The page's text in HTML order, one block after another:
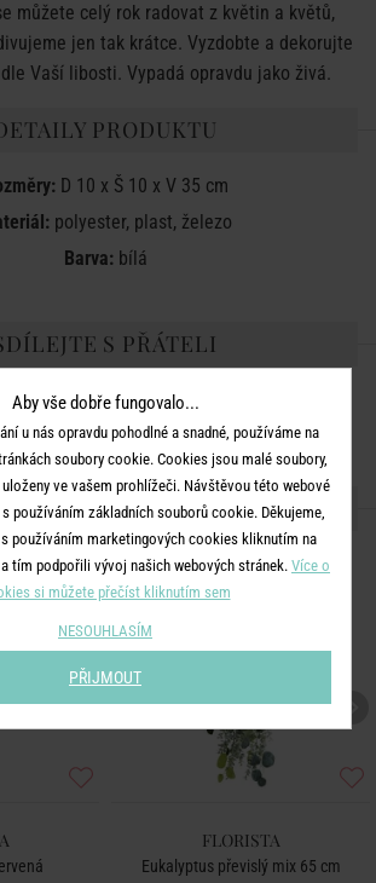
můžete celý rok radovat z květin a květů,
jen tak krátce. Vyzdobte a dekorujte
Vaší libosti. Vypadá opravdu jako živá.
PRODUKTU
D 10 x Š 10 x V 35 cm
polyester, plast, železo
Barva:bílá
S PŘÁTELI
PRODUKTY ZE SÉRIE
-50%
FLORISTA
Eukalyptus převislý mix 65 cm
Aby vše dobře fungovalo...
u nás opravdu pohodlné a snadné, používáme na
soubory cookie. Cookies jsou malé soubory,
ve vašem prohlížeči. Návštěvou této webové
používáním základních souborů cookie. Děkujeme,
používáním marketingových cookies kliknutím na
tím podpořili vývoj našich webových stránek. Více o
si můžete přečíst kliknutím sem
NESOUHLASÍM
PŘIJMOUT